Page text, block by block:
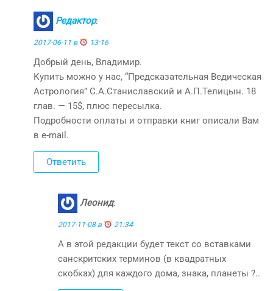
Редактор:
2017-06-11 в 13:16
Добрый день, Владимир.
Купить можно у нас, “Предсказательная Ведическая
Астрология” С.А.Станиславский и А.П.Телицын. 18
глав. — 15$, плюс пересылка.
Подробности оплаты и отправки книг описали Вам
в e-mail.
Ответить
Леонид:
2017-11-08 в 21:34
А в этой редакции будет текст со вставками
санскритских терминов (в квадратных
скобках) для каждого дома, знака, планеты ?..